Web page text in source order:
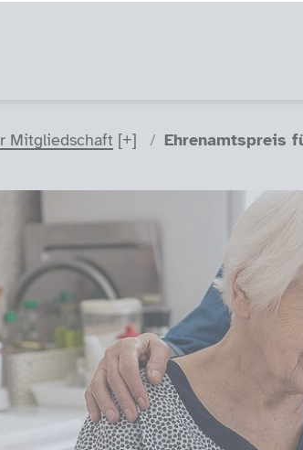
Mitgliedschaft Ehrenamtspreis